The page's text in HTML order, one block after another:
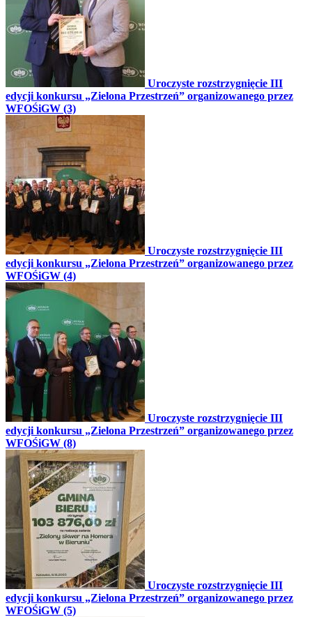
Uroczyste rozstrzygnięcie III
edycji konkursu „Zielona Przestrzeń” organizowanego przez
WFOŚiGW (3)
Uroczyste rozstrzygnięcie III
edycji konkursu „Zielona Przestrzeń” organizowanego przez
WFOŚiGW (4)
Uroczyste rozstrzygnięcie III
edycji konkursu „Zielona Przestrzeń” organizowanego przez
WFOŚiGW (8)
Uroczyste rozstrzygnięcie III
edycji konkursu „Zielona Przestrzeń” organizowanego przez
WFOŚiGW (5)